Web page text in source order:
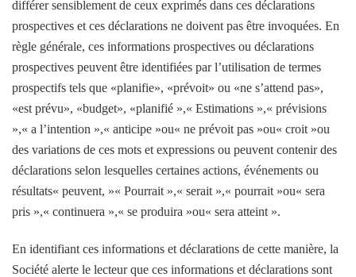
différer sensiblement de ceux exprimés dans ces déclarations
prospectives et ces déclarations ne doivent pas être invoquées. En
règle générale, ces informations prospectives ou déclarations
prospectives peuvent être identifiées par l’utilisation de termes
prospectifs tels que «planifie», «prévoit» ou «ne s’attend pas»,
«est prévu», «budget», «planifié »,« Estimations »,« prévisions
»,« a l’intention »,« anticipe »ou« ne prévoit pas »ou« croit »ou
des variations de ces mots et expressions ou peuvent contenir des
déclarations selon lesquelles certaines actions, événements ou
résultats« peuvent, »« Pourrait »,« serait »,« pourrait »ou« sera
pris »,« continuera »,« se produira »ou« sera atteint ».
En identifiant ces informations et déclarations de cette manière, la
Société alerte le lecteur que ces informations et déclarations sont